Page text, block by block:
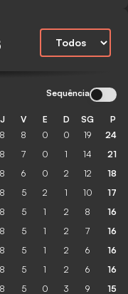
Sequência
J V E D SG P
8 8 0 0 19 24
8 7 0 1 14 21
8 6 0 2 12 18
8 5 2 1 10 17
8 5 1 2 8 16
8 5 1 2 7 16
8 5 1 2 6 16
8 5 1 2 6 16
8 5 0 3 9 15